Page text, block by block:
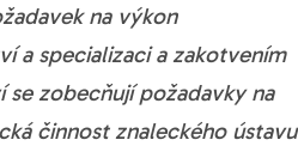
na výkon
a specializaci a zakotvením
zobecňují požadavky na
činnost znaleckého ústavu